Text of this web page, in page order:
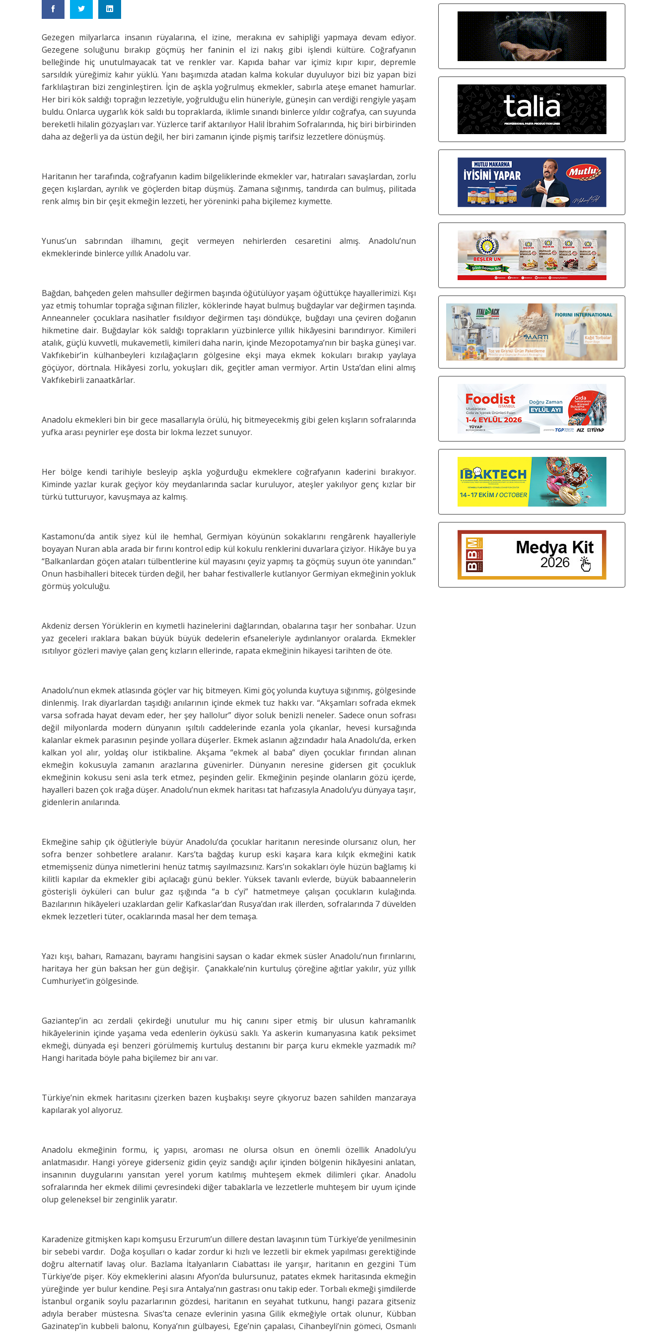
Gezegen milyarlarca insanın rüyalarına, el izine, merakına ev sahipliği yapmaya devam ediyor.
Gezegene soluğunu bırakıp göçmüş her faninin el izi nakış gibi işlendi kültüre. Coğrafyanın
belleğinde hiç unutulmayacak tat ve renkler var. Kapıda bahar var içimiz kıpır kıpır, depremle
sarsıldık yüreğimiz kahır yüklü. Yanı başımızda atadan kalma kokular duyuluyor bizi biz yapan bizi
farklılaştıran bizi zenginleştiren. İçin de aşkla yoğrulmuş ekmekler, sabırla ateşe emanet hamurlar.
Her biri kök saldığı toprağın lezzetiyle, yoğrulduğu elin hüneriyle, güneşin can verdiği rengiyle yaşam
buldu. Onlarca uygarlık kök saldı bu topraklarda, iklimle sınandı binlerce yıldır coğrafya, can suyunda
bereketli hilalin gözyaşları var. Yüzlerce tarif aktarılıyor Halil İbrahim Sofralarında, hiç biri birbirinden
daha az değerli ya da üstün değil, her biri zamanın içinde pişmiş tarifsiz lezzetlere dönüşmüş.
Haritanın her tarafında, coğrafyanın kadim bilgeliklerinde ekmekler var, hatıraları savaşlardan, zorlu
geçen kışlardan, ayrılık ve göçlerden bitap düşmüş. Zamana sığınmış, tandırda can bulmuş, pilitada
renk almış bin bir çeşit ekmeğin lezzeti, her yöreninki paha biçilemez kıymette.
Yunus’un sabrından ilhamını, geçit vermeyen nehirlerden cesaretini almış. Anadolu’nun
ekmeklerinde binlerce yıllık Anadolu var.
Bağdan, bahçeden gelen mahsuller değirmen başında öğütülüyor yaşam öğüttükçe hayallerimizi. Kışı
yaz etmiş tohumlar toprağa sığınan filizler, köklerinde hayat bulmuş buğdaylar var değirmen taşında.
Anneanneler çocuklara nasihatler fısıldıyor değirmen taşı döndükçe, buğdayı una çeviren doğanın
hikmetine dair. Buğdaylar kök saldığı toprakların yüzbinlerce yıllık hikâyesini barındırıyor. Kimileri
atalık, güçlü kuvvetli, mukavemetli, kimileri daha narin, içinde Mezopotamya’nın bir başka güneşi var.
Vakfıkebir’in külhanbeyleri kızılağaçların gölgesine ekşi maya ekmek kokuları bırakıp yaylaya
göçüyor, dörtnala. Hikâyesi zorlu, yokuşları dik, geçitler aman vermiyor. Artin Usta’dan elini almış
Vakfıkebirli zanaatkârlar.
Anadolu ekmekleri bin bir gece masallarıyla örülü, hiç bitmeyecekmiş gibi gelen kışların sofralarında
yufka arası peynirler eşe dosta bir lokma lezzet sunuyor.
Her bölge kendi tarihiyle besleyip aşkla yoğurduğu ekmeklere coğrafyanın kaderini bırakıyor.
Kiminde yazlar kurak geçiyor köy meydanlarında saclar kuruluyor, ateşler yakılıyor genç kızlar bir
türkü tutturuyor, kavuşmaya az kalmış.
Kastamonu’da antik siyez kül ile hemhal, Germiyan köyünün sokaklarını rengârenk hayalleriyle
boyayan Nuran abla arada bir fırını kontrol edip kül kokulu renklerini duvarlara çiziyor. Hikâye bu ya
“Balkanlardan göçen ataları tülbentlerine kül mayasını çeyiz yapmış ta göçmüş suyun öte yanından.”
Onun hasbihalleri bitecek türden değil, her bahar festivallerle kutlanıyor Germiyan ekmeğinin yokluk
görmüş yolculuğu.
Akdeniz dersen Yörüklerin en kıymetli hazinelerini dağlarından, obalarına taşır her sonbahar. Uzun
yaz geceleri ıraklara bakan büyük büyük dedelerin efsaneleriyle aydınlanıyor oralarda. Ekmekler
ısıtılıyor gözleri maviye çalan genç kızların ellerinde, rapata ekmeğinin hikayesi tarihten de öte.
Anadolu’nun ekmek atlasında göçler var hiç bitmeyen. Kimi göç yolunda kuytuya sığınmış, gölgesinde
dinlenmiş. Irak diyarlardan taşıdığı anılarının içinde ekmek tuz hakkı var. “Akşamları sofrada ekmek
varsa sofrada hayat devam eder, her şey hallolur” diyor soluk benizli neneler. Sadece onun sofrası
değil milyonlarda modern dünyanın ışıltılı caddelerinde ezanla yola çıkanlar, hevesi kursağında
kalanlar ekmek parasının peşinde yollara düşerler. Ekmek aslanın ağzındadır hala Anadolu’da, erken
kalkan yol alır, yoldaş olur istikbaline. Akşama “ekmek al baba” diyen çocuklar fırından alınan
ekmeğin kokusuyla zamanın arazlarına güvenirler. Dünyanın neresine gidersen git çocukluk
ekmeğinin kokusu seni asla terk etmez, peşinden gelir. Ekmeğinin peşinde olanların gözü içerde,
hayalleri bazen çok ırağa düşer. Anadolu’nun ekmek haritası tat hafızasıyla Anadolu’yu dünyaya taşır,
gidenlerin anılarında.
Ekmeğine sahip çık öğütleriyle büyür Anadolu’da çocuklar haritanın neresinde olursanız olun, her
sofra benzer sohbetlere aralanır. Kars’ta bağdaş kurup eski kaşara kara kılçık ekmeğini katık
etmemişseniz dünya nimetlerini henüz tatmış sayılmazsınız. Kars’ın sokakları öyle hüzün bağlamış ki
kilitli kapılar da ekmekler gibi açılacağı günü bekler. Yüksek tavanlı evlerde, büyük babaannelerin
gösterişli öyküleri can bulur gaz ışığında “a b c’yi” hatmetmeye çalışan çocukların kulağında.
Bazılarının hikâyeleri uzaklardan gelir Kafkaslar’dan Rusya’dan ırak illerden, sofralarında 7 düvelden
ekmek lezzetleri tüter, ocaklarında masal her dem temaşa.
Yazı kışı, baharı, Ramazanı, bayramı hangisini saysan o kadar ekmek süsler Anadolu’nun fırınlarını,
haritaya her gün baksan her gün değişir. Çanakkale’nin kurtuluş çöreğine ağıtlar yakılır, yüz yıllık
Cumhuriyet’in gölgesinde.
Gaziantep’in acı zerdali çekirdeği unutulur mu hiç canını siper etmiş bir ulusun kahramanlık
hikâyelerinin içinde yaşama veda edenlerin öyküsü saklı. Ya askerin kumanyasına katık peksimet
ekmeği, dünyada eşi benzeri görülmemiş kurtuluş destanını bir parça kuru ekmekle yazmadık mı?
Hangi haritada böyle paha biçilemez bir anı var.
Türkiye’nin ekmek haritasını çizerken bazen kuşbakışı seyre çıkıyoruz bazen sahilden manzaraya
kapılarak yol alıyoruz.
Anadolu ekmeğinin formu, iç yapısı, aroması ne olursa olsun en önemli özellik Anadolu’yu
anlatmasıdır. Hangi yöreye giderseniz gidin çeyiz sandığı açılır içinden bölgenin hikâyesini anlatan,
insanının duygularını yansıtan yerel yorum katılmış muhteşem ekmek dilimleri çıkar. Anadolu
sofralarında her ekmek dilimi çevresindeki diğer tabaklarla ve lezzetlerle muhteşem bir uyum içinde
olup geleneksel bir zenginlik yaratır.
Karadenize gitmişken kapı komşusu Erzurum’un dillere destan lavaşının tüm Türkiye’de yenilmesinin
bir sebebi vardır. Doğa koşulları o kadar zordur ki hızlı ve lezzetli bir ekmek yapılması gerektiğinde
doğru alternatif lavaş olur. Bazlama İtalyanların Ciabattası ile yarışır, haritanın en gezgini Tüm
Türkiye’de pişer. Köy ekmeklerini alasını Afyon’da bulursunuz, patates ekmek haritasında ekmeğin
yüreğinde yer bulur kendine. Peşi sıra Antalya’nın gastrası onu takip eder. Torbalı ekmeği şimdilerde
İstanbul organik soylu pazarlarının gözdesi, haritanın en seyahat tutkunu, hangi pazara gitseniz
adıyla beraber müstesna. Sivas’ta cenaze evlerinin yasına Gilik ekmeğiyle ortak olunur, Kübban
Gazinatep’in kubbeli balonu, Konya’nın gülbayesi, Ege’nin çapalası, Cihanbeyli’nin gömeci, Osmanlı